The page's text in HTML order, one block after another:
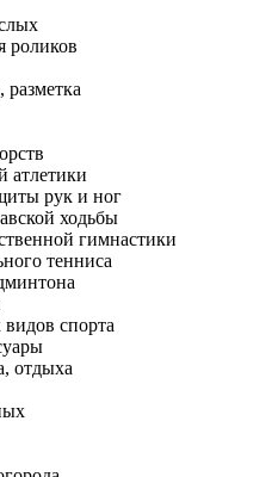
роликов
атлетики
рук и ног
ходьбы
гимнастики
тенниса
спорта
отдыха